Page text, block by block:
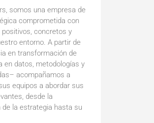
somos una empresa de
comprometida con
concretos y
entorno. A partir de
en transformación de
en datos, metodologías y
acompañamos a
equipos a abordar sus
desde la
la estrategia hasta su